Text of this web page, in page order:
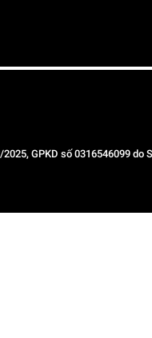
GPKD số 0316546099 do